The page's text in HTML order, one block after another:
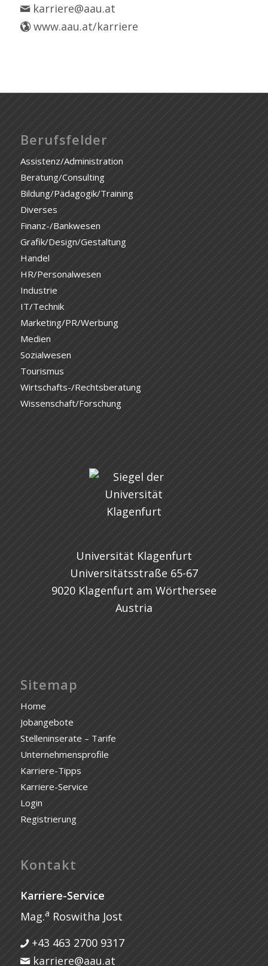
karriere@aau.at
www.aau.at/karriere
Berufsfelder
Assistenz/Administration
Beratung/Consulting
Bildung/Pädagogik/Training
Diverses
Finanz-/Bankwesen
Grafik/Design/Gestaltung
Handel
HR/Personalwesen
Industrie
IT/Technik
Marketing/PR/Werbung
Medien
Sozialwesen
Tourismus
Wirtschafts-/Rechtsberatung
Wissenschaft/Forschung
Universität Klagenfurt
Universitätsstraße 65-67
9020 Klagenfurt am Wörthersee
Austria
Sitemap
Home
Jobangebote
Stelleninserate – Tarife
Unternehmensprofile
Karriere-Tipps
Karriere-Service
Login
Registrierung
Kontakt
Karriere-Service
Mag.a Roswitha Jost
+43 463 2700 9317
karriere@aau.at